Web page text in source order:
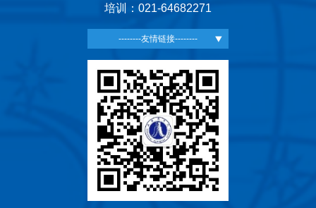
培训：021-64682271
--------友情链接--------